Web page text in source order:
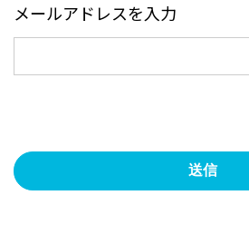
メールアドレスを入力